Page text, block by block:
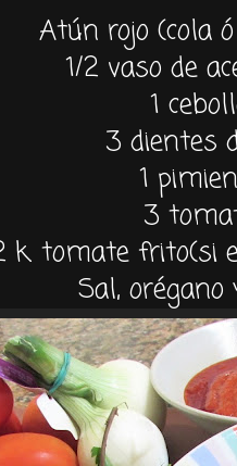
Atún rojo (cola
1/2 vaso de
1
3 dientes
1
3
k. tomate frito(si
Sal,